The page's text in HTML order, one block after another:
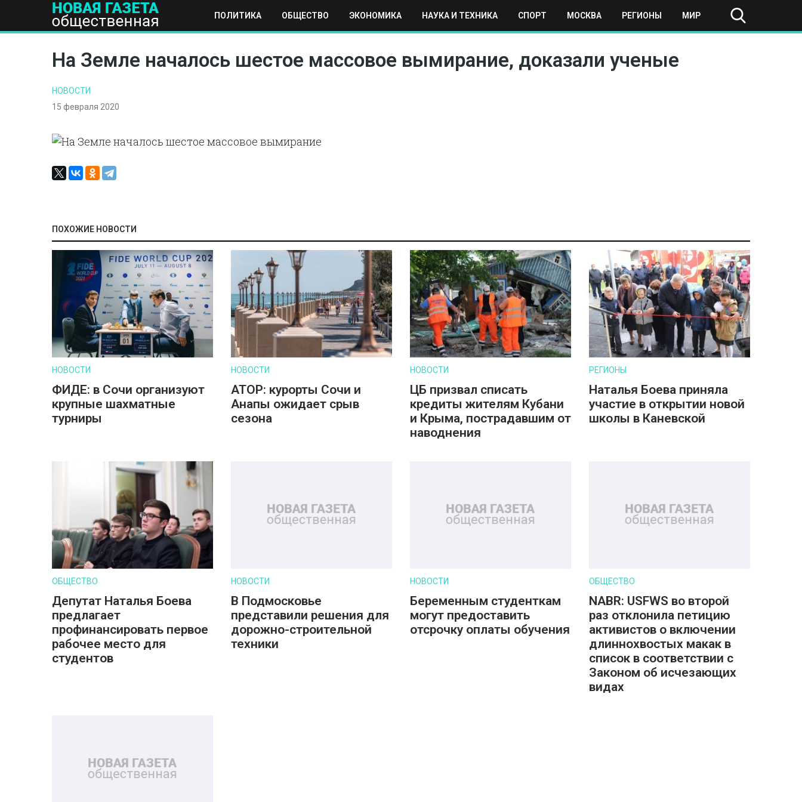
ПОЛИТИКА ОБЩЕСТВО ЭКОНОМИКА НАУКА И ТЕХНИКА СПОРТ МОСКВА РЕГИОНЫ МИР
ПОЛИТИКА ОБЩЕСТВО ЭКОНОМИКА НАУКА И ТЕХНИКА СПОРТ МОСКВА РЕГИОНЫ МИР
На Земле началось шестое массовое вымирание, доказали ученые
НОВОСТИ
15 февраля 2020
ПОХОЖИЕ НОВОСТИ
НОВОСТИ
ФИДЕ: в Сочи организуют
крупные шахматные
турниры
НОВОСТИ
АТОР: курорты Сочи и
Анапы ожидает срыв
сезона
НОВОСТИ
ЦБ призвал списать
кредиты жителям Кубани
и Крыма, пострадавшим от
наводнения
РЕГИОНЫ
Наталья Боева приняла
участие в открытии новой
школы в Каневской
ОБЩЕСТВО
Депутат Наталья Боева
предлагает
профинансировать первое
рабочее место для
студентов
НОВОСТИ
В Подмосковье
представили решения для
дорожно-строительной
техники
НОВОСТИ
Беременным студенткам
могут предоставить
отсрочку оплаты обучения
ОБЩЕСТВО
NABR: USFWS во второй
раз отклонила петицию
активистов о включении
длиннохвостых макак в
список в соответствии с
Законом об исчезающих
видах